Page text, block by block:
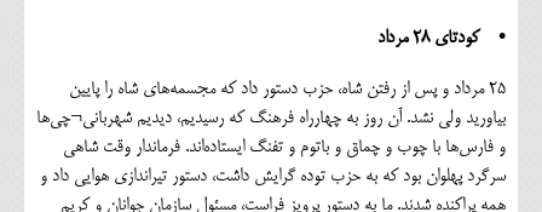
• کودتای ۲۸ مرداد
۲۵ مرداد و پس از رفتن شاه، حزب دستور داد که مجسمه‌های شاه را پایین
بیاورید ولی نشد. آن روز به چهارراه فرهنگ که رسیدیم، دیدیم شهربانی¬چی‌ها
و فارس‌ها با چوب و چماق و باتوم و تفنگ ایستاده‌اند. فرماندار وقت شاهی
سرگرد پهلوان بود که به حزب توده گرایش داشت، دستور تیراندازی هوایی داد و
همه پراکنده شدند. ما به دستور پرویز فراست، مسئول سازمان جوانان و کریم